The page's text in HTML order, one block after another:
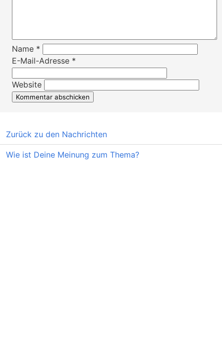
Name *
E-Mail-Adresse *
Website
Zurück zu den Nachrichten
Wie ist Deine Meinung zum Thema?